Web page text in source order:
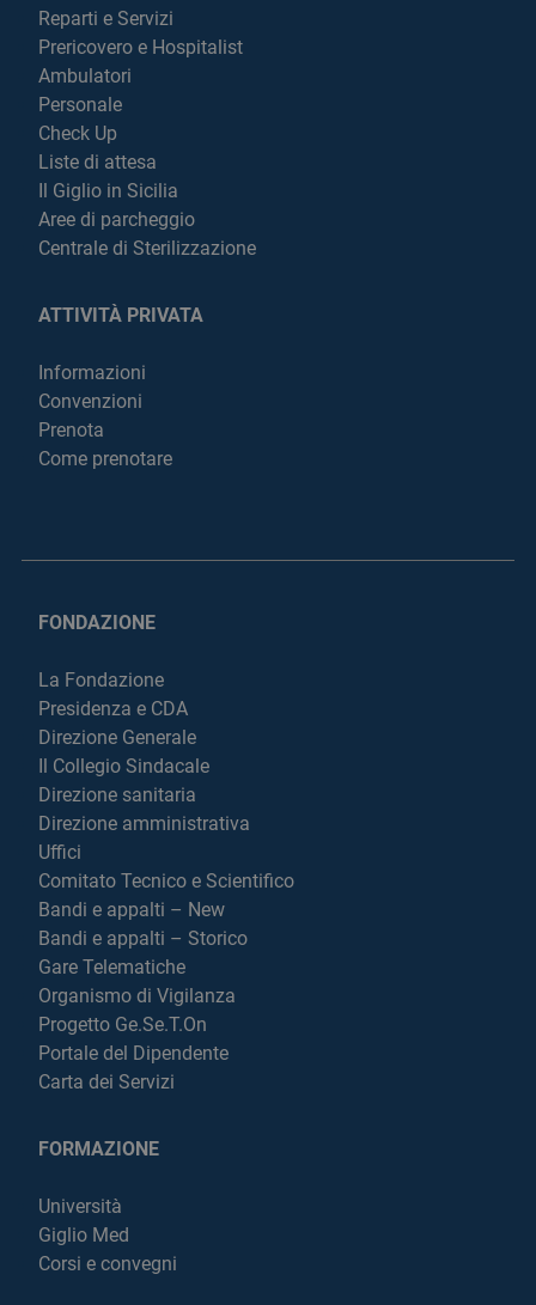
Reparti e Servizi
Prericovero e Hospitalist
Ambulatori
Personale
Check Up
Liste di attesa
Il Giglio in Sicilia
Aree di parcheggio
Centrale di Sterilizzazione
ATTIVITÀ PRIVATA
Informazioni
Convenzioni
Prenota
Come prenotare
FONDAZIONE
La Fondazione
Presidenza e CDA
Direzione Generale
Il Collegio Sindacale
Direzione sanitaria
Direzione amministrativa
Uffici
Comitato Tecnico e Scientifico
Bandi e appalti – New
Bandi e appalti – Storico
Gare Telematiche
Organismo di Vigilanza
Progetto Ge.Se.T.On
Portale del Dipendente
Carta dei Servizi
FORMAZIONE
Università
Giglio Med
Corsi e convegni